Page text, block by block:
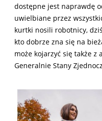
dostępne jest naprawdę
uwielbiane przez
kurtki nosili robotnicy,
kto dobrze zna się na
może kojarzyć się także
Generalnie Stany